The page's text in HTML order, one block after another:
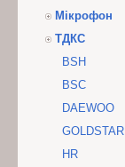
Мікрофон
ТДКС
BSH
BSC
DAEWOO
GOLDSTAR
HR